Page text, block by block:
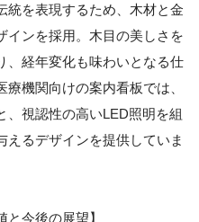
統を表現するため、木材と金
インを採用。木目の美しさを
、経年変化も味わいとなる仕
療機関向けの案内看板では、
、視認性の高いLED照明を組
えるデザインを提供していま
と今後の展望】